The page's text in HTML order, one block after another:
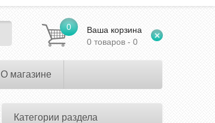
0
Ваша корзина
0 товаров - 0
О магазине
Категории раздела